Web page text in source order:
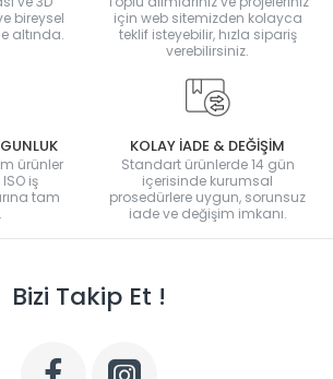
bireysel
altında.
için web sitemizden kolayca
teklif isteyebilir, hızla sipariş
verebilirsiniz.
ürünler
iş
tam
KOLAY İADE & DEĞİŞİM
Standart ürünlerde 14 gün
içerisinde kurumsal
prosedürlere uygun, sorunsuz
iade ve değişim imkanı.
Bizi Takip Et !